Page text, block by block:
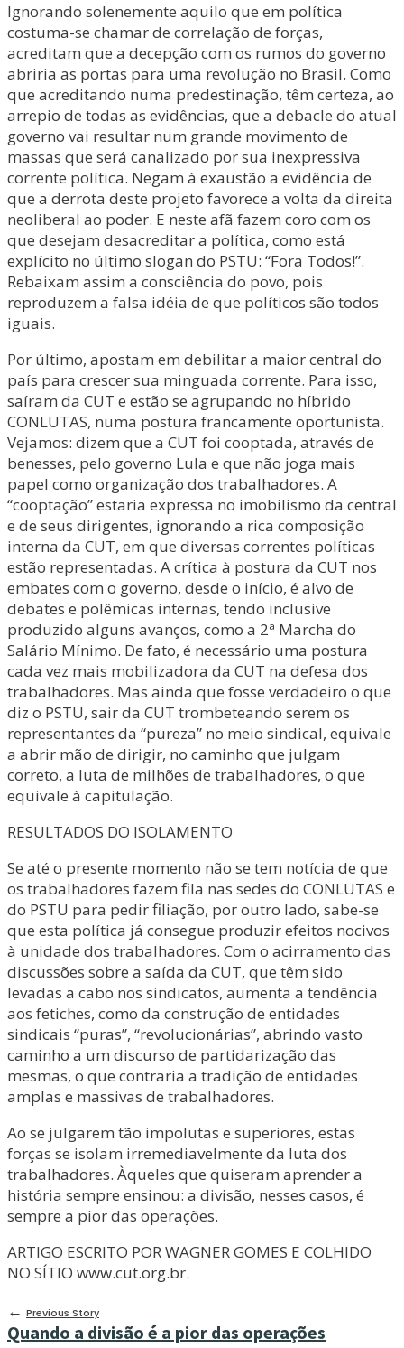
Ignorando solenemente aquilo que em política
costuma-se chamar de correlação de forças,
acreditam que a decepção com os rumos do governo
abriria as portas para uma revolução no Brasil. Como
que acreditando numa predestinação, têm certeza, ao
arrepio de todas as evidências, que a debacle do atual
governo vai resultar num grande movimento de
massas que será canalizado por sua inexpressiva
corrente política. Negam à exaustão a evidência de
que a derrota deste projeto favorece a volta da direita
neoliberal ao poder. E neste afã fazem coro com os
que desejam desacreditar a política, como está
explícito no último slogan do PSTU: “Fora Todos!”.
Rebaixam assim a consciência do povo, pois
reproduzem a falsa idéia de que políticos são todos
iguais.
Por último, apostam em debilitar a maior central do
país para crescer sua minguada corrente. Para isso,
saíram da CUT e estão se agrupando no híbrido
CONLUTAS, numa postura francamente oportunista.
Vejamos: dizem que a CUT foi cooptada, através de
benesses, pelo governo Lula e que não joga mais
papel como organização dos trabalhadores. A
“cooptação” estaria expressa no imobilismo da central
e de seus dirigentes, ignorando a rica composição
interna da CUT, em que diversas correntes políticas
estão representadas. A crítica à postura da CUT nos
embates com o governo, desde o início, é alvo de
debates e polêmicas internas, tendo inclusive
produzido alguns avanços, como a 2ª Marcha do
Salário Mínimo. De fato, é necessário uma postura
cada vez mais mobilizadora da CUT na defesa dos
trabalhadores. Mas ainda que fosse verdadeiro o que
diz o PSTU, sair da CUT trombeteando serem os
representantes da “pureza” no meio sindical, equivale
a abrir mão de dirigir, no caminho que julgam
correto, a luta de milhões de trabalhadores, o que
equivale à capitulação.
RESULTADOS DO ISOLAMENTO
Se até o presente momento não se tem notícia de que
os trabalhadores fazem fila nas sedes do CONLUTAS e
do PSTU para pedir filiação, por outro lado, sabe-se
que esta política já consegue produzir efeitos nocivos
à unidade dos trabalhadores. Com o acirramento das
discussões sobre a saída da CUT, que têm sido
levadas a cabo nos sindicatos, aumenta a tendência
aos fetiches, como da construção de entidades
sindicais “puras”, “revolucionárias”, abrindo vasto
caminho a um discurso de partidarização das
mesmas, o que contraria a tradição de entidades
amplas e massivas de trabalhadores.
Ao se julgarem tão impolutas e superiores, estas
forças se isolam irremediavelmente da luta dos
trabalhadores. Àqueles que quiseram aprender a
história sempre ensinou: a divisão, nesses casos, é
sempre a pior das operações.
ARTIGO ESCRITO POR WAGNER GOMES E COLHIDO
NO SÍTIO www.cut.org.br.
← Previous Story
Quando a divisão é a pior das operações